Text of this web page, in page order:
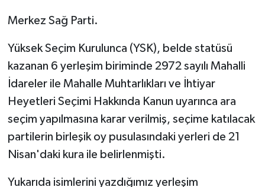
Merkez Sağ Parti.
Yüksek Seçim Kurulunca (YSK), belde statüsü
kazanan 6 yerleşim biriminde 2972 sayılı Mahalli
İdareler ile Mahalle Muhtarlıkları ve İhtiyar
Heyetleri Seçimi Hakkında Kanun uyarınca ara
seçim yapılmasına karar verilmiş, seçime katılacak
partilerin birleşik oy pusulasındaki yerleri de 21
Nisan'daki kura ile belirlenmişti.
Yukarıda isimlerini yazdığımız yerleşim